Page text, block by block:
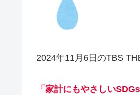
2024年11月6日のTBS
「家計にもやさしい